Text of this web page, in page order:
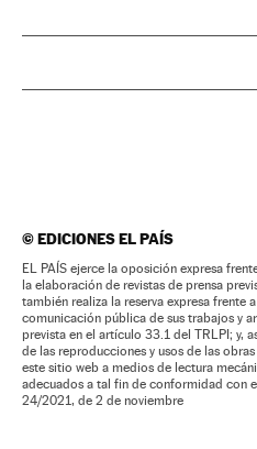
©EDICIONES EL PAÍS
EL PAÍS ejerce la oposición expresa
la elaboración de revistas de prensa
también realiza la reserva expresa frente
comunicación pública de sus trabajos y
prevista en el artículo 33.1 del TRLPI; y,
de las reproducciones y usos de las
este sitio web a medios de lectura
adecuados a tal fin de conformidad con
24/2021, de 2 de noviembre